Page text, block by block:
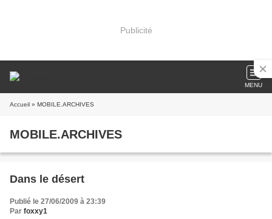
Publicité
MENU
Accueil » MOBILE.ARCHIVES
MOBILE.ARCHIVES
Dans le désert
Publié le 27/06/2009 à 23:39
Par foxxy1